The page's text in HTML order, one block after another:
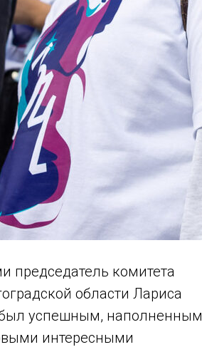
председатель комитета
области Лариса
был успешным, наполненным
интересными